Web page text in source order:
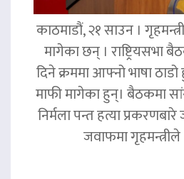
काठमाडौं, २१ साउन ।
मागेका छन् । राष्ट्रियसभा
दिने क्रममा आफ्नो भाषा
माफी मागेका हुन्। बैठकमा
निर्मला पन्त हत्या
जवाफमा गृहमन्त्रीले